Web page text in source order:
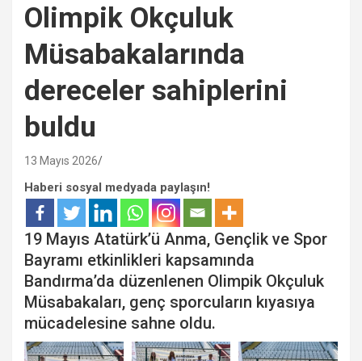
Olimpik Okçuluk
Müsabakalarında
dereceler sahiplerini
buldu
13 Mayıs 2026
Haberi sosyal medyada paylaşın!
19 Mayıs Atatürk’ü Anma, Gençlik ve Spor
Bayramı etkinlikleri kapsamında
Bandırma’da düzenlenen Olimpik Okçuluk
Müsabakaları, genç sporcuların kıyasıya
mücadelesine sahne oldu.